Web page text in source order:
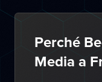
Perché
Media a